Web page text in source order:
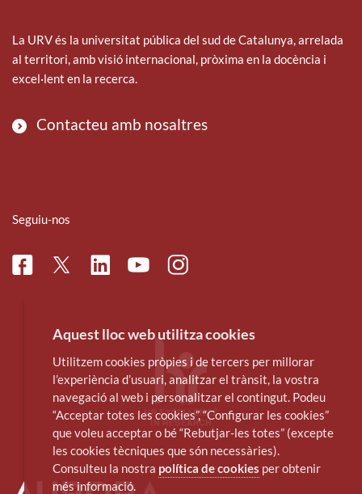
La URV és la universitat pública del sud de Catalunya, arrelada
al territori, amb visió internacional, pròxima en la docència i
excel·lent en la recerca.
Contacteu amb nosaltres
Seguiu-nos
FacebookTwitterLinkedinYoutubeInstagram
Aquest lloc web utilitza cookies
Utilitzem cookies pròpies i de tercers per millorar
l’experiència d’usuari, analitzar el trànsit, la vostra
navegació al web i personalitzar el contingut. Podeu
“Acceptar totes les cookies”, “Configurar les cookies”
que voleu acceptar o bé “Rebutjar-les totes” (excepte
les cookies tècniques que són necessàries).
Consulteu la nostra política de cookies per obtenir
més informació.